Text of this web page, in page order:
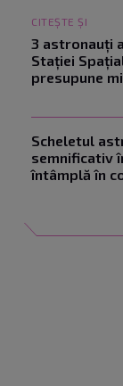
CITEȘTE ȘI
3 astronauți
Stației
presupune
Scheletul
semnificativ
întâmplă în